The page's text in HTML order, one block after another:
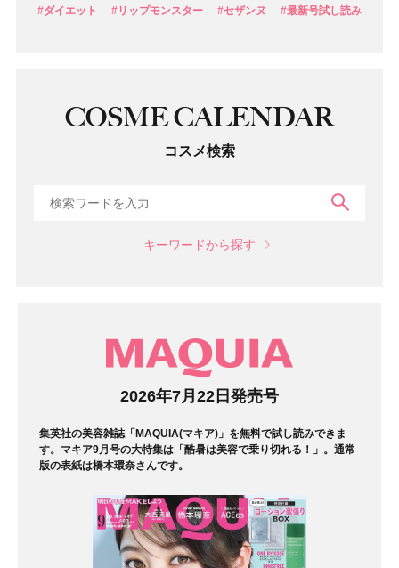
#ダイエット #リップモンスター #セザンヌ #最新号試し読み
COSME CALENDAR
コスメ検索
キーワードから探す
2026年7月22日発売号
集英社の美容雑誌「MAQUIA(マキア)」を無料で試し読みできま
す。マキア9月号の大特集は「酷暑は美容で乗り切れる！」。通常
版の表紙は橋本環奈さんです。